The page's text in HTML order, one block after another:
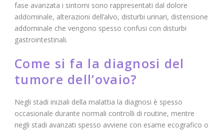
fase avanzata i sintomi sono rappresentati dal dolore
addominale, alterazioni dell’alvo, disturbi urinari, distensione
addominale che vengono spesso confusi con disturbi
gastrointestinali.
Come si fa la diagnosi del
tumore dell’ovaio?
Negli stadi iniziali della malattia la diagnosi è spesso
occasionale durante normali controlli di routine, mentre
negli stadi avanzati spesso avviene con esame ecografico o